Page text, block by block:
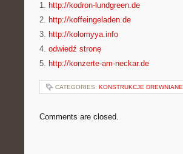
1. http://kodron-lundgreen.de
2. http://koffeingeladen.de
3. http://kolomyya.info
4. odwiedź stronę
5. http://konzerte-am-neckar.de
CATEGORIES: KONSTRUKCJE DREWNIANE
Comments are closed.